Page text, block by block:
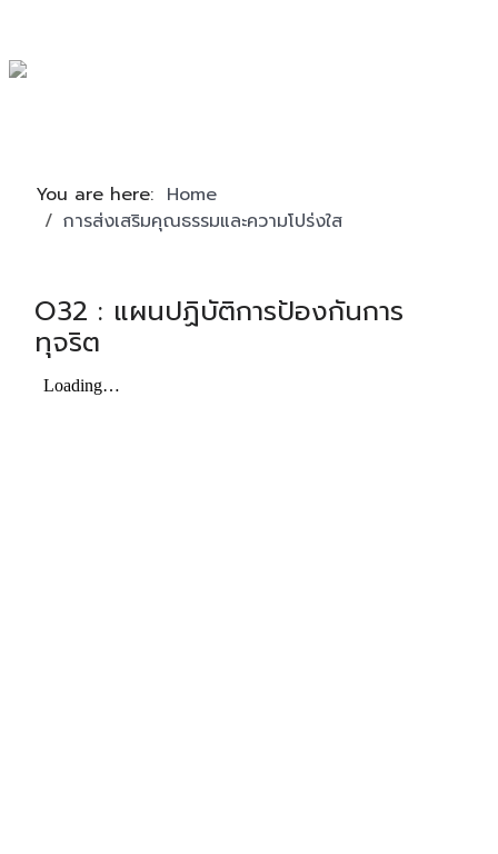
You are here: Home
การส่งเสริมคุณธรรมและความโปร่งใส
O32 : แผนปฏิบัติการป้องกันการ
ทุจริต